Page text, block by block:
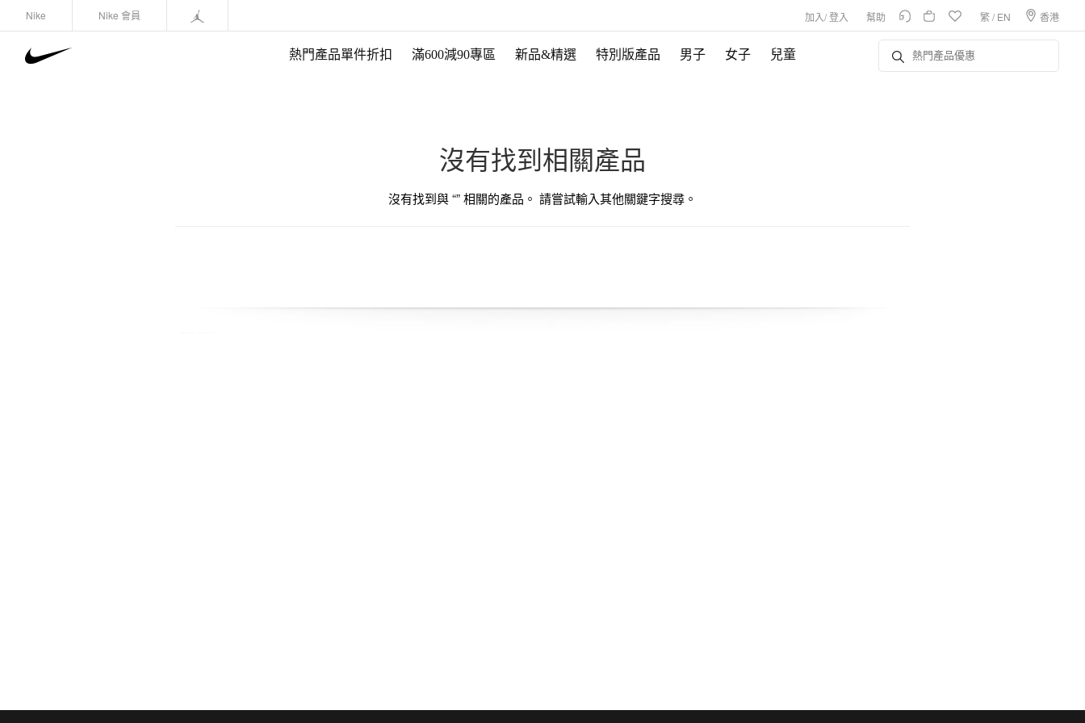
Nike Nike 會員 加入/登入 幫助 繁/ EN 香港
熱門產品單件折扣 滿600減90專區 新品&精選 特別版產品 男子 女子 兒童
沒有找到相關產品
沒有找到與 “” 相關的產品。 請嘗試輸入其他關鍵字搜尋。